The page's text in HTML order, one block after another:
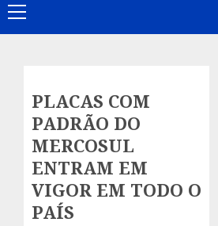
Primary
Menu
PLACAS COM
PADRÃO DO
MERCOSUL
ENTRAM EM
VIGOR EM TODO O
PAÍS